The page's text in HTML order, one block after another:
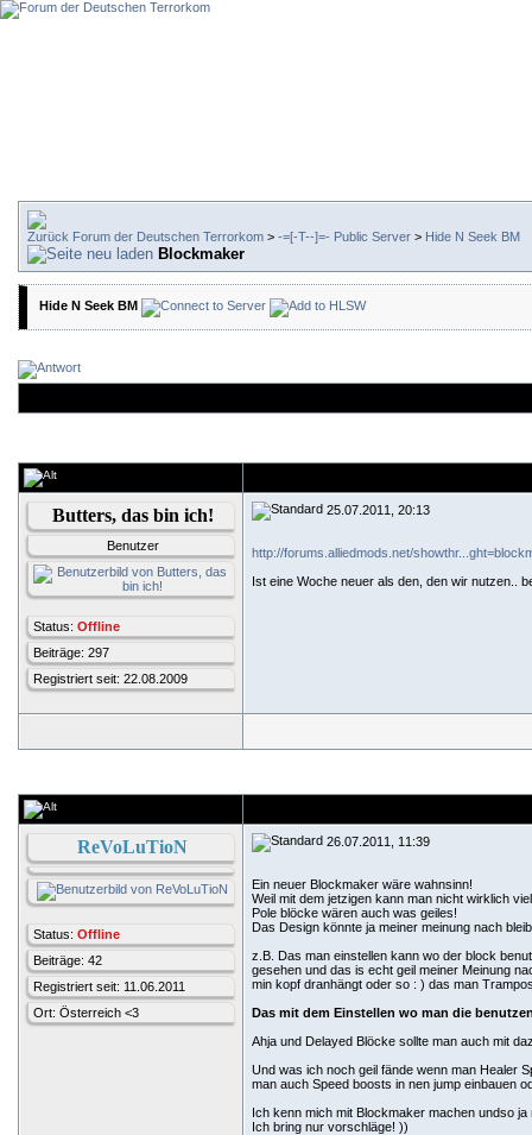
Forum der Deutschen Terrorkom > -=[-T--]=- Public Server > Hide N Seek BM
Blockmaker
Hide N Seek BM
Butters, das bin ich!
Benutzer
Status: Offline
Beiträge: 297
Registriert seit: 22.08.2009
25.07.2011, 20:13
http://forums.alliedmods.net/
Ist eine Woche neuer als den, den wir nutzen..
ReVoLuTioN
Status: Offline
Beiträge: 42
Registriert seit: 11.06.2011
Ort: Österreich <3
26.07.2011, 11:39
Ein neuer Blockmaker wäre wahnsinn!
Weil mit dem jetzigen kann man nicht wirklich
Pole blöcke wären auch was geiles!
Das Design könnte ja meiner meinung nach
z.B. Das man einstellen kann wo der block
gesehen und das is echt geil meiner Meinung
min kopf dranhängt oder so : ) das man
Das mit dem Einstellen wo man die
Ahja und Delayed Blöcke sollte man auch mit
Und was ich noch geil fände wenn man Healer
man auch Speed boosts in nen jump einbauen
Ich kenn mich mit Blockmaker machen undso
Ich bring nur vorschläge! ))